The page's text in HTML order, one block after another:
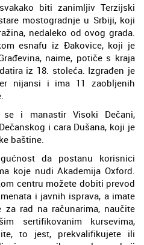
biti zanimljiv Terzijski
mostogradnje u Srbiji, koji
nedaleko od ovog grada.
esnafu iz Đakovice, koji je
naime, potiče s kraja
iz 18. stoleća. Izgrađen je
nijansi i ima 11 zaobljenih
i manastir Visoki Dečani,
i cara Dušana, koji je
baštine.
da postanu korisnici
koje nudi Akademija Oxford.
centru možete dobiti prevod
i javnih isprava, a imate
rad na računarima, naučite
sertifikovanim kursevima,
to jest, prekvalifikujete ili